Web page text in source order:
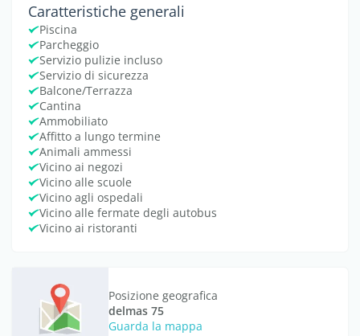
Caratteristiche generali
Piscina
Parcheggio
Servizio pulizie incluso
Servizio di sicurezza
Balcone/Terrazza
Cantina
Ammobiliato
Affitto a lungo termine
Animali ammessi
Vicino ai negozi
Vicino alle scuole
Vicino agli ospedali
Vicino alle fermate degli autobus
Vicino ai ristoranti
Posizione geografica
delmas 75
Guarda la mappa